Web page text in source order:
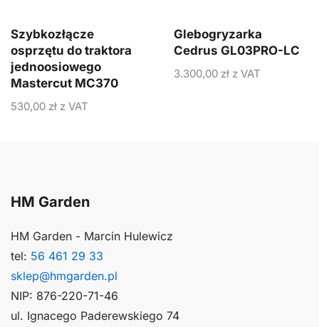
Szybkozłącze
osprzętu do traktora
jednoosiowego
Mastercut MC370
530,00 zł z VAT
Glebogryzarka
Cedrus GL03PRO-LC
3.300,00 zł z VAT
HM Garden
HM Garden - Marcin Hulewicz
tel: 56 461 29 33
sklep@hmgarden.pl
NIP: 876-220-71-46
ul. Ignacego Paderewskiego 74